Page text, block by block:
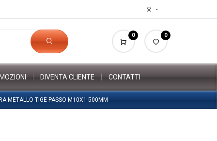
0 0
DIVENTA CLIENTE CONTATTI
METALLO TIGE PASSO M10X1 500MM